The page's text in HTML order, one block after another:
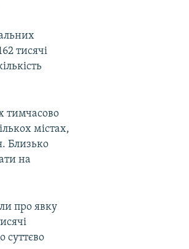
тисячі
тимчасово
містах,
Близько
на
про явку
суттєво